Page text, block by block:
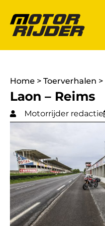
Home > Toerverhalen >
Laon – Reims
Motorrijder redactie